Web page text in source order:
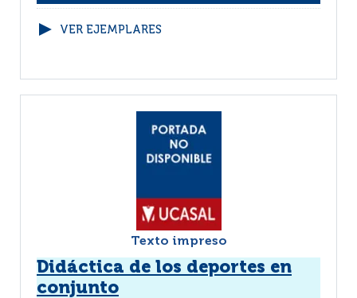
VER EJEMPLARES
Texto impreso
Didáctica de los deportes en
conjunto